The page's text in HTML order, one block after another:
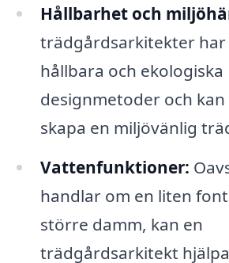
Hållbarhet och
trädgårdsarkitekter har
hållbara och ekologiska
designmetoder och
skapa en miljövänlig
Vattenfunktioner:
handlar om en liten
större damm, kan en
trädgårdsarkitekt